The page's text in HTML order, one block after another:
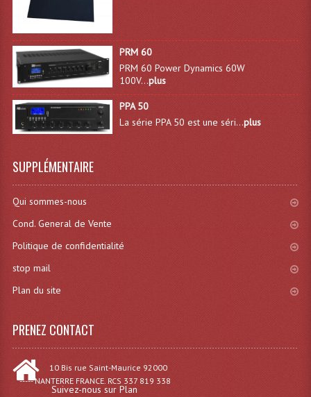
Angles Trio Steel Acier
Cercle Monotube
Cercle Struct Carrée 290
Cercle Struct SCC Carre
Ponts - Portiques
Praticable Et Accessoires
PRM 60
PRM 60 Power Dynamics 60W
100V...plus
PPA 50
La série PPA 50 est une séri...plus
SUPPLÉMENTAIRE
Qui sommes-nous
Cond. General de Vente
Politique de confidentialité
stop mail
Plan du site
PRENEZ CONTACT
10 Bis rue Saint-Maurice 92000
----- NANTERRE FRANCE. RCS 337 819 338
Suivez-nous sur Plan